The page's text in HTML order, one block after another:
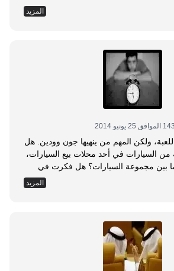
وعندما اقترب الثعبان ليقتل الطفل، حملق الطفل في عيني
بهذا الكائن الضخم ذي الرأسين، وحين
وأن نتغلب على معوقات الابتكار
لتاريخ الحضارة الإنسانية يجد سجلًا حافلًا
كما أن الحضارة الإنسانية ما هي إلا
المزيد
ليس المهم مَن يبدأ اللعبة، ولكن المهم من ينهيها جون وودين. هل
السيارات في أحد محلات بيع السيارات،
وكان عليك الاختيار ما بين مجموعة السيارات؟ هل فكرت في
مع عائلتك، وطالعت مواقع شركات
كثيرة، وكان عليك الاختيار بين تلك
خيارات ما بين أقارب وجيران، وصادفك
السؤال الأهم: من سأتزوج؟ هل كنت تعمل في شركة يومًا ما،
العمل بها، وكان عليك الاختيار ما بين...
المزيد